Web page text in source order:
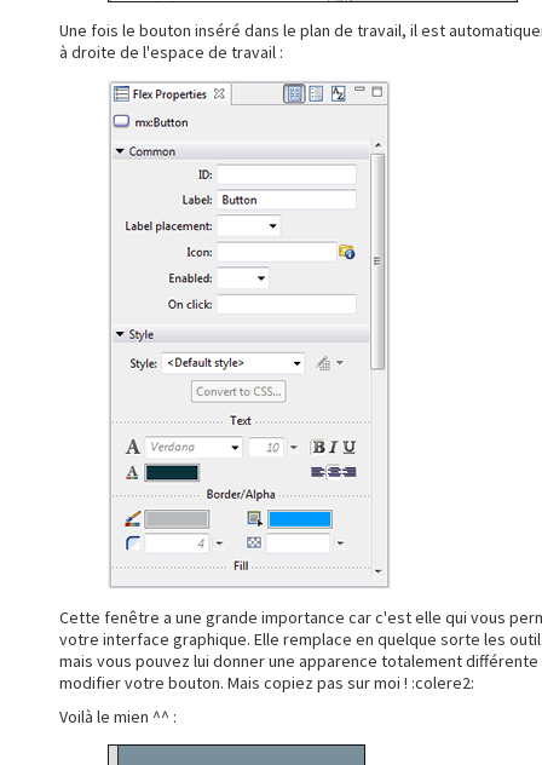
Une fois le bouton inséré dans le plan de travail, il est
à droite de l'espace de travail :
Cette fenêtre a une grande importance car c'est elle qui vous
votre interface graphique. Elle remplace en quelque sorte les
mais vous pouvez lui donner une apparence totalement
modifier votre bouton. Mais copiez pas sur moi ! :colere2:
Voilà le mien ^^ :